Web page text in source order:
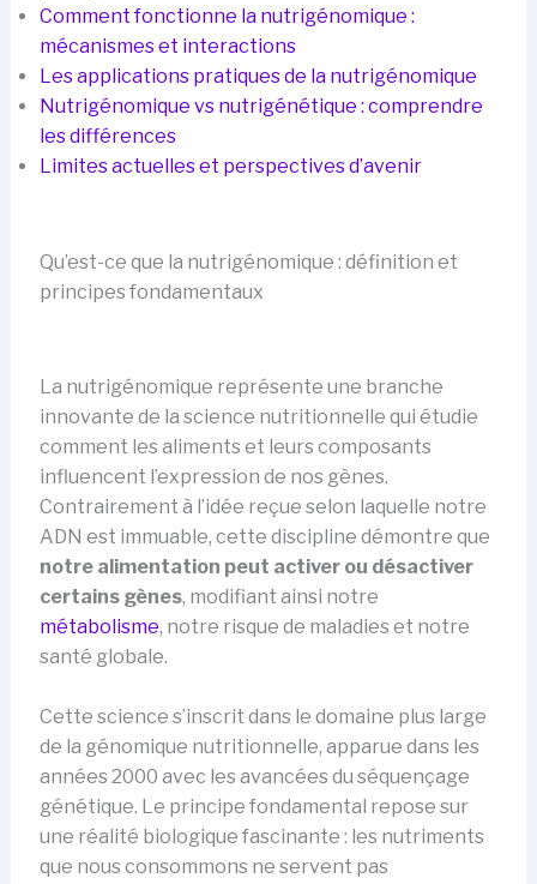
Comment fonctionne la nutrigénomique :
mécanismes et interactions
Les applications pratiques de la nutrigénomique
Nutrigénomique vs nutrigénétique : comprendre
les différences
Limites actuelles et perspectives d’avenir
Qu’est-ce que la nutrigénomique : définition et
principes fondamentaux
La nutrigénomique représente une branche
innovante de la science nutritionnelle qui étudie
comment les aliments et leurs composants
influencent l’expression de nos gènes.
Contrairement à l’idée reçue selon laquelle notre
ADN est immuable, cette discipline démontre que
notre alimentation peut activer ou désactiver
certains gènes, modifiant ainsi notre
métabolisme, notre risque de maladies et notre
santé globale.
Cette science s’inscrit dans le domaine plus large
de la génomique nutritionnelle, apparue dans les
années 2000 avec les avancées du séquençage
génétique. Le principe fondamental repose sur
une réalité biologique fascinante : les nutriments
que nous consommons ne servent pas